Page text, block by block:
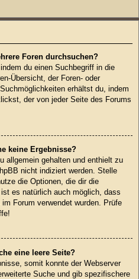
Foren durchsuchen?
du einen Suchbegriff in die
Übersicht, der Foren- oder
erhältst du, indem
der von jeder Seite des Forums
keine Ergebnisse?
allgemein gehalten und enthielt zu
nicht indiziert werden. Stelle
die Optionen, die dir die
es natürlich auch möglich, dass
Forum verwendet wurden. Prüfe
eine leere Seite?
somit konnte der Webserver
Suche und gib spezifischere